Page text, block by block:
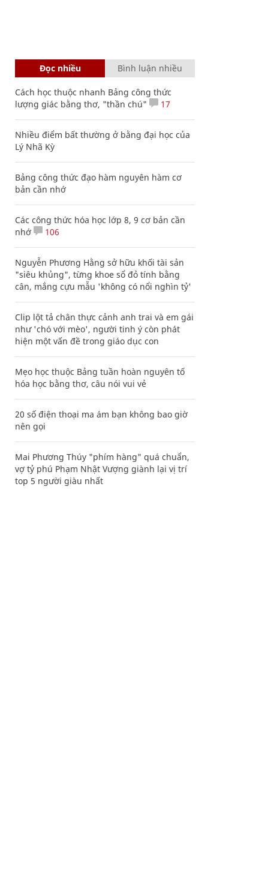
Đọc nhiều Bình luận nhiều
Cách học thuộc nhanh Bảng công thức
lượng giác bằng thơ, "thần chú"
17
Nhiều điểm bất thường ở bằng đại học của
Lý Nhã Kỳ
Bảng công thức đạo hàm nguyên hàm cơ
bản cần nhớ
Các công thức hóa học lớp 8, 9 cơ bản cần
nhớ
106
Nguyễn Phương Hằng sở hữu khối tài sản
"siêu khủng", từng khoe sổ đỏ tính bằng
cân, mắng cựu mẫu 'không có nổi nghìn tỷ'
Clip lột tả chân thực cảnh anh trai và em gái
như 'chó với mèo', người tinh ý còn phát
hiện một vấn đề trong giáo dục con
Mẹo học thuộc Bảng tuần hoàn nguyên tố
hóa học bằng thơ, câu nói vui vẻ
20 số điện thoại ma ám bạn không bao giờ
nên gọi
Mai Phương Thúy "phím hàng" quá chuẩn,
vợ tỷ phú Phạm Nhật Vượng giành lại vị trí
top 5 người giàu nhất